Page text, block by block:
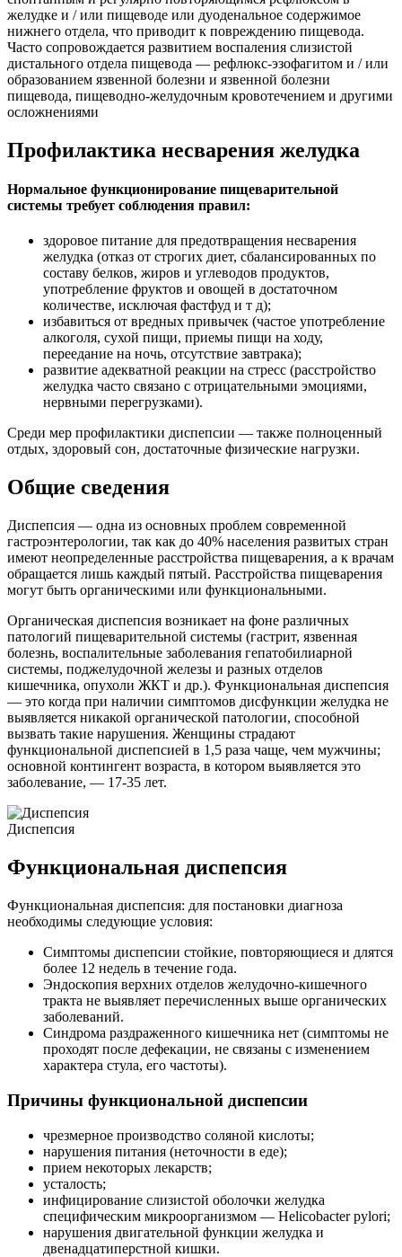
желудке и / или пищеводе или дуоденальное содержимое
нижнего отдела, что приводит к повреждению пищевода.
Часто сопровождается развитием воспаления слизистой
дистального отдела пищевода — рефлюкс-эзофагитом и / или
образованием язвенной болезни и язвенной болезни
пищевода, пищеводно-желудочным кровотечением и другими
осложнениями
Профилактика несварения желудка
Нормальное функционирование пищеварительной
системы требует соблюдения правил:
здоровое питание для предотвращения несварения
желудка (отказ от строгих диет, сбалансированных по
составу белков, жиров и углеводов продуктов,
употребление фруктов и овощей в достаточном
количестве, исключая фастфуд и т д);
избавиться от вредных привычек (частое употребление
алкоголя, сухой пищи, приемы пищи на ходу,
переедание на ночь, отсутствие завтрака);
развитие адекватной реакции на стресс (расстройство
желудка часто связано с отрицательными эмоциями,
нервными перегрузками).
Среди мер профилактики диспепсии — также полноценный
отдых, здоровый сон, достаточные физические нагрузки.
Общие сведения
Диспепсия — одна из основных проблем современной
гастроэнтерологии, так как до 40% населения развитых стран
имеют неопределенные расстройства пищеварения, а к врачам
обращается лишь каждый пятый. Расстройства пищеварения
могут быть органическими или функциональными.
Органическая диспепсия возникает на фоне различных
патологий пищеварительной системы (гастрит, язвенная
болезнь, воспалительные заболевания гепатобилиарной
системы, поджелудочной железы и разных отделов
кишечника, опухоли ЖКТ и др.). Функциональная диспепсия
— это когда при наличии симптомов дисфункции желудка не
выявляется никакой органической патологии, способной
вызвать такие нарушения. Женщины страдают
функциональной диспепсией в 1,5 раза чаще, чем мужчины;
основной контингент возраста, в котором выявляется это
заболевание, — 17-35 лет.
Диспепсия
Функциональная диспепсия
Функциональная диспепсия: для постановки диагноза
необходимы следующие условия:
Симптомы диспепсии стойкие, повторяющиеся и длятся
более 12 недель в течение года.
Эндоскопия верхних отделов желудочно-кишечного
тракта не выявляет перечисленных выше органических
заболеваний.
Синдрома раздраженного кишечника нет (симптомы не
проходят после дефекации, не связаны с изменением
характера стула, его частоты).
Причины функциональной диспепсии
чрезмерное производство соляной кислоты;
нарушения питания (неточности в еде);
прием некоторых лекарств;
усталость;
инфицирование слизистой оболочки желудка
специфическим микроорганизмом — Helicobacter pylori;
нарушения двигательной функции желудка и
двенадцатиперстной кишки.